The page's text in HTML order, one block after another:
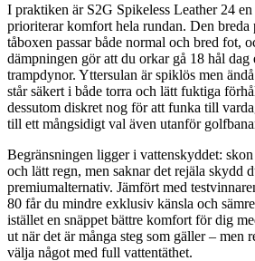
I praktiken är S2G Spikeless Leather 24
prioriterar komfort hela rundan. Den breda
tåboxen passar både normal och bred fot,
dämpningen gör att du orkar gå 18 hål dag
trampdynor. Yttersulan är spiklös men
står säkert i både torra och lätt fuktiga
dessutom diskret nog för att funka till
till ett mångsidigt val även utanför
Begränsningen ligger i vattenskyddet:
och lätt regn, men saknar det rejäla skydd
premiumalternativ. Jämfört med
80 får du mindre exklusiv känsla och
istället en snäppet bättre komfort för dig
ut när det är många steg som gäller – men
välja något med full vattentäthet.